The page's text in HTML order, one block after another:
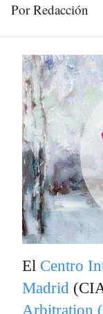
Por Redacción
El Centro
Madrid
Arbitration